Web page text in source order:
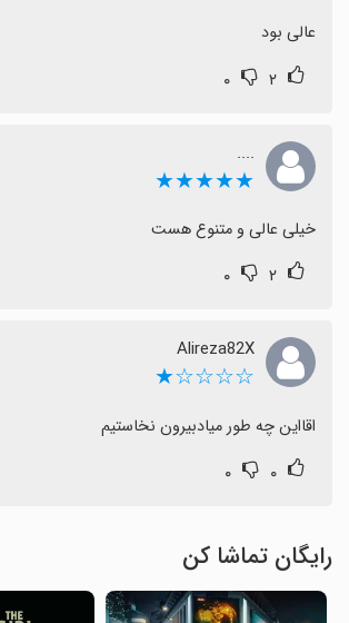
عالی بود
۲ ۰
....
★★★★★
خیلی عالی و متنوع هست
۲ ۰
Alireza82X
☆☆☆☆★
اقااین چه طور میادبیرون نخاستیم
۰ ۰
رایگان تماشا کن